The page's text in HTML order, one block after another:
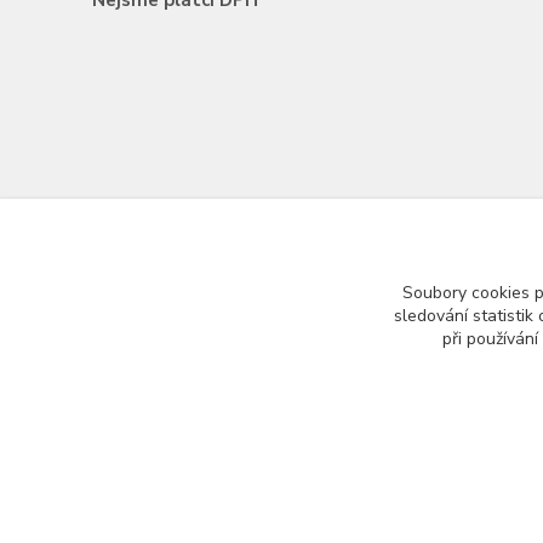
Soubory cookies
sledování statistik
při